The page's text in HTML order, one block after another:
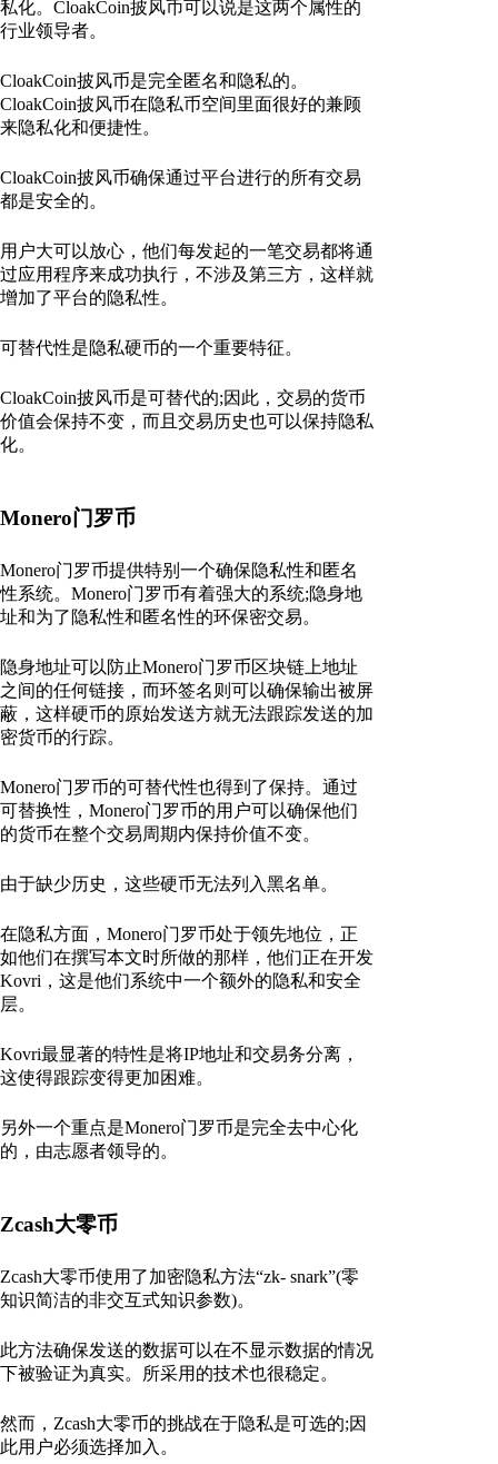
私化。CloakCoin披风币可以说是这两个属性的
行业领导者。
CloakCoin披风币是完全匿名和隐私的。
CloakCoin披风币在隐私币空间里面很好的兼顾
来隐私化和便捷性。
CloakCoin披风币确保通过平台进行的所有交易
都是安全的。
用户大可以放心，他们每发起的一笔交易都将通
过应用程序来成功执行，不涉及第三方，这样就
增加了平台的隐私性。
可替代性是隐私硬币的一个重要特征。
CloakCoin披风币是可替代的;因此，交易的货币
价值会保持不变，而且交易历史也可以保持隐私
化。
Monero门罗币
Monero门罗币提供特别一个确保隐私性和匿名
性系统。Monero门罗币有着强大的系统;隐身地
址和为了隐私性和匿名性的环保密交易。
隐身地址可以防止Monero门罗币区块链上地址
之间的任何链接，而环签名则可以确保输出被屏
蔽，这样硬币的原始发送方就无法跟踪发送的加
密货币的行踪。
Monero门罗币的可替代性也得到了保持。通过
可替换性，Monero门罗币的用户可以确保他们
的货币在整个交易周期内保持价值不变。
由于缺少历史，这些硬币无法列入黑名单。
在隐私方面，Monero门罗币处于领先地位，正
如他们在撰写本文时所做的那样，他们正在开发
Kovri，这是他们系统中一个额外的隐私和安全
层。
Kovri最显著的特性是将IP地址和交易务分离，
这使得跟踪变得更加困难。
另外一个重点是Monero门罗币是完全去中心化
的，由志愿者领导的。
Zcash大零币
Zcash大零币使用了加密隐私方法“zk- snark”(零
知识简洁的非交互式知识参数)。
此方法确保发送的数据可以在不显示数据的情况
下被验证为真实。所采用的技术也很稳定。
然而，Zcash大零币的挑战在于隐私是可选的;因
此用户必须选择加入。